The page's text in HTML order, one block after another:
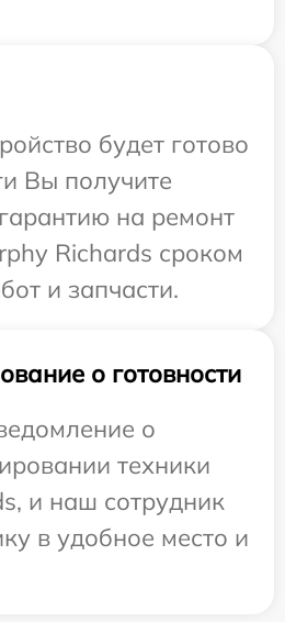
будет готово
Вы получите
на ремонт
Richards сроком
и запчасти.
о готовности
о
техники
и наш сотрудник
в удобное место и